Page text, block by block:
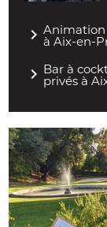
navigate_nextAnimation
à Aix-en-
navigate_next Bar à
privés à